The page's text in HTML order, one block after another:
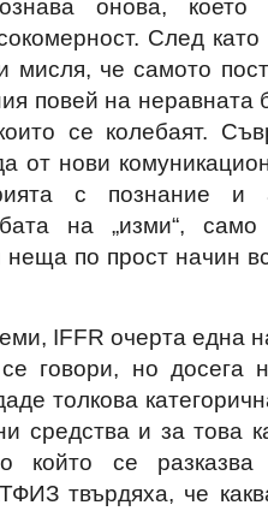
онова, което
След като
мисля, че самото
повей на неравната
се колебаят.
от нови
с познание и
на „изми“,
неща по прост начин
IFFR очерта една
говори, но досега
толкова
средства и за това
който се
твърдяха, че